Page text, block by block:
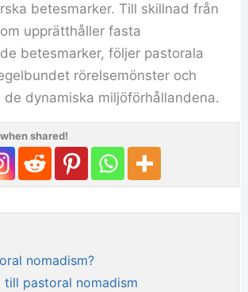
betesmarker. Till skillnad från
upprätthåller fasta
betesmarker, följer pastorala
rörelsemönster och
de dynamiska miljöförhållandena.
shared!
nomadism?
till pastoral nomadism